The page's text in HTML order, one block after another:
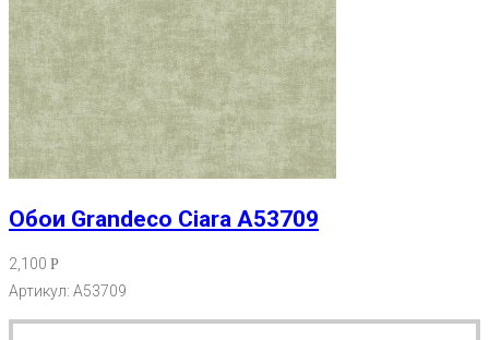
Обои Grandeco Ciara A53709
2,100 Р
Артикул: A53709